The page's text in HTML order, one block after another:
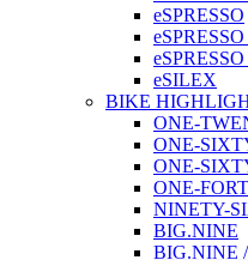
eSPRESSO
eSILEX
BIKE
ONE-
ONE-
ONE-
ONE-
NINETY-
BIG.NINE
BIG.NINE